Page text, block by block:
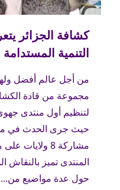
من أجل عالم أفضل
مجموعة من قادة
لتنظيم أول منتدى
حيث جرى الحدث في
مشاركة 8
المنتدى تميز بالنقاش
حول عدة مواضيع من...